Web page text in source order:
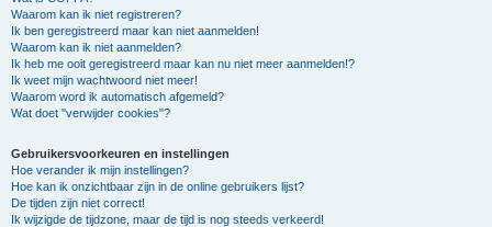
Waarom kan ik niet registreren?
Ik ben geregistreerd maar kan niet aanmelden!
Waarom kan ik niet aanmelden?
Ik heb me ooit geregistreerd maar kan nu niet meer aanmelden!?
Ik weet mijn wachtwoord niet meer!
Waarom word ik automatisch afgemeld?
Wat doet "verwijder cookies"?
Gebruikersvoorkeuren en instellingen
Hoe verander ik mijn instellingen?
Hoe kan ik onzichtbaar zijn in de online gebruikers lijst?
De tijden zijn niet correct!
Ik wijzigde de tijdzone, maar de tijd is nog steeds verkeerd!